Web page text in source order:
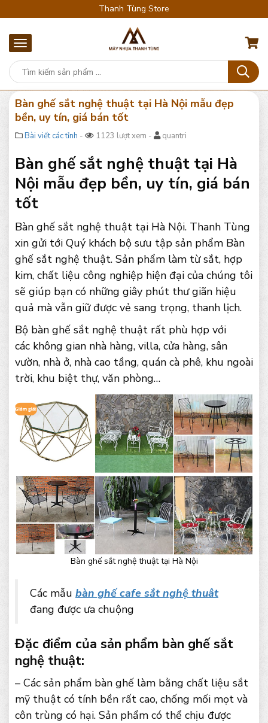
Thanh Tùng Store
Bàn ghế sắt nghệ thuật tại Hà Nội mẫu đẹp
bền, uy tín, giá bán tốt
Bài viết các tỉnh - 1123 lượt xem - quantri
Bàn ghế sắt nghệ thuật tại Hà
Nội mẫu đẹp bền, uy tín, giá bán
tốt
Bàn ghế sắt nghệ thuật tại Hà Nội. Thanh Tùng
xin gửi tới Quý khách bộ sưu tập sản phẩm Bàn
ghế sắt nghệ thuật. Sản phẩm làm từ sắt, hợp
kim, chất liệu công nghiệp hiện đại của chúng tôi
sẽ giúp bạn có những giây phút thư giãn hiệu
quả mà vẫn giữ được vẻ sang trọng, thanh lịch.
Bộ bàn ghế sắt nghệ thuật rất phù hợp với
các không gian nhà hàng, villa, cửa hàng, sân
vườn, nhà ở, nhà cao tầng, quán cà phê, khu ngoài
trời, khu biệt thự, văn phòng…
Bàn ghế sắt nghệ thuật tại Hà Nội
Các mẫu bàn ghế cafe sắt nghệ thuât
đang được ưa chuộng
Đặc điểm của sản phẩm bàn ghế sắt
nghệ thuật:
– Các sản phẩm bàn ghế làm bằng chất liệu sắt
mỹ thuật có tính bền rất cao, chống mối mọt và
côn trùng có hại. Sản phẩm có thể chịu được